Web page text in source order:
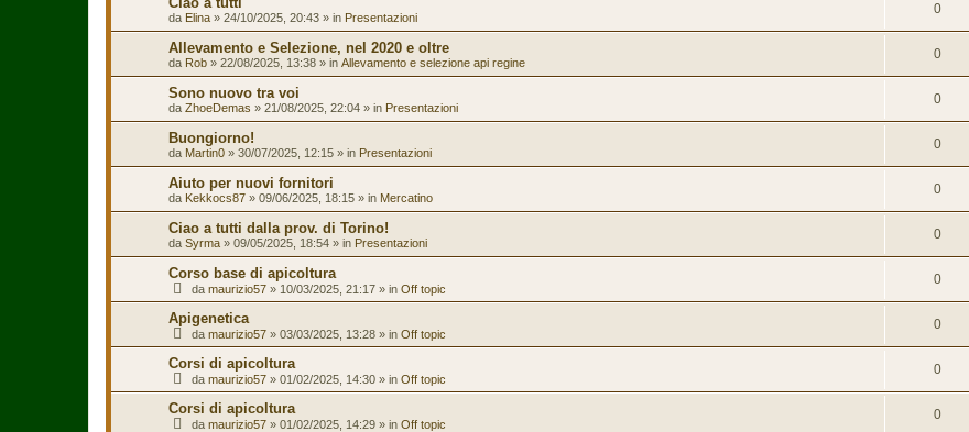
da Elina » 24/10/2025, 20:43 » in Presentazioni
0
Allevamento e Selezione, nel 2020 e oltre
da Rob » 22/08/2025, 13:38 » in Allevamento e selezione api regine
0
Sono nuovo tra voi
da ZhoeDemas » 21/08/2025, 22:04 » in Presentazioni
0
Buongiorno!
da Martin0 » 30/07/2025, 12:15 » in Presentazioni
0
Aiuto per nuovi fornitori
da Kekkocs87 » 09/06/2025, 18:15 » in Mercatino
0
Ciao a tutti dalla prov. di Torino!
da Syrma » 09/05/2025, 18:54 » in Presentazioni
0
Corso base di apicoltura
da maurizio57 » 10/03/2025, 21:17 » in Off topic
0
Apigenetica
da maurizio57 » 03/03/2025, 13:28 » in Off topic
0
Corsi di apicoltura
da maurizio57 » 01/02/2025, 14:30 » in Off topic
0
Corsi di apicoltura
da maurizio57 » 01/02/2025, 14:29 » in Off topic
0